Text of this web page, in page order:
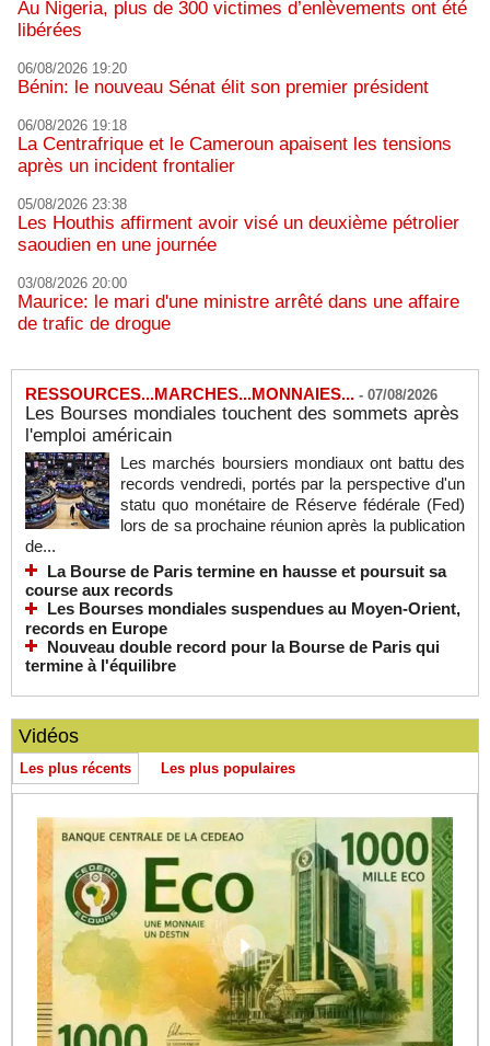
Au Nigeria, plus de 300 victimes d’enlèvements ont été
libérées
06/08/2026 19:20
Bénin: le nouveau Sénat élit son premier président
06/08/2026 19:18
La Centrafrique et le Cameroun apaisent les tensions
après un incident frontalier
05/08/2026 23:38
Les Houthis affirment avoir visé un deuxième pétrolier
saoudien en une journée
03/08/2026 20:00
Maurice: le mari d'une ministre arrêté dans une affaire
de trafic de drogue
RESSOURCES...MARCHES...MONNAIES... - 07/08/2026
Les Bourses mondiales touchent des sommets après
l'emploi américain
Les marchés boursiers mondiaux ont battu des
records vendredi, portés par la perspective d'un
statu quo monétaire de Réserve fédérale (Fed)
lors de sa prochaine réunion après la publication
de...
La Bourse de Paris termine en hausse et poursuit sa
course aux records
Les Bourses mondiales suspendues au Moyen-Orient,
records en Europe
Nouveau double record pour la Bourse de Paris qui
termine à l'équilibre
Vidéos
Les plus récents Les plus populaires